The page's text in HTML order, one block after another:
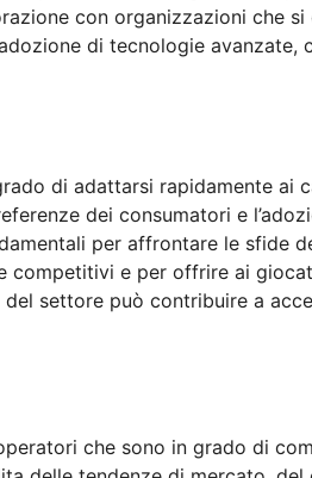
con organizzazioni che
di tecnologie avanzate,
di adattarsi rapidamente ai
dei consumatori e
per affrontare le sfide
competitivi e per offrire ai
settore può contribuire a
che sono in grado di